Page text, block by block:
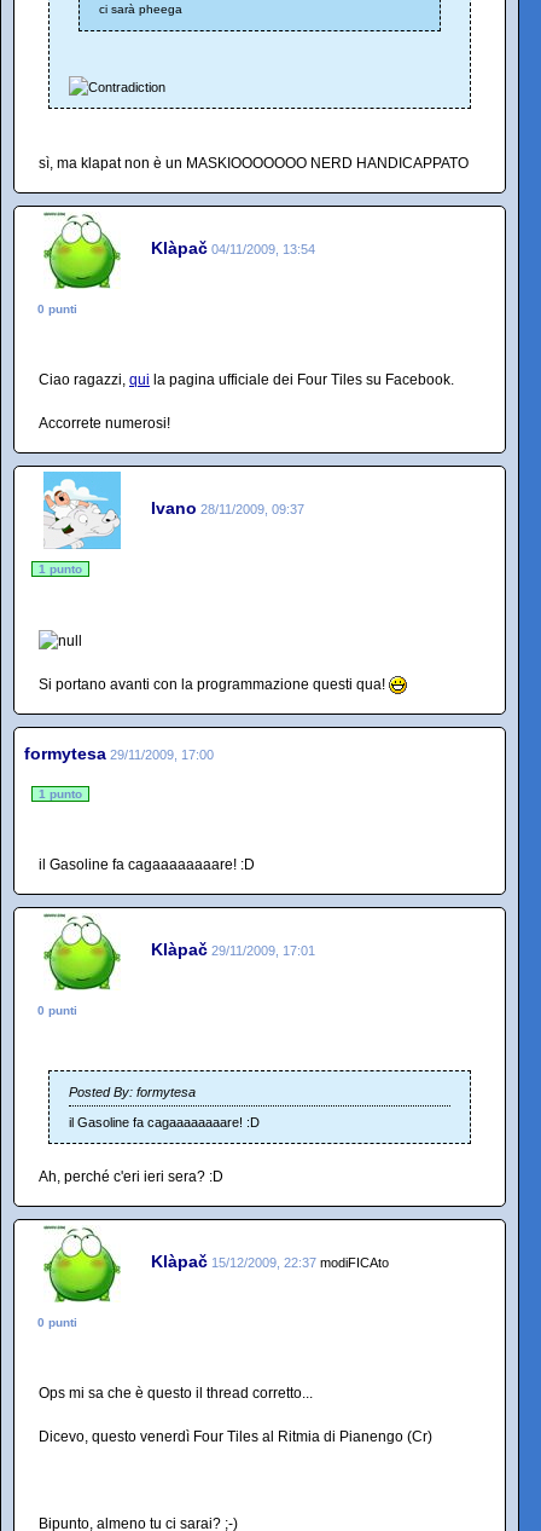
ci sarà pheega
sì, ma klapat non è un MASKIOOOOOOO NERD HANDICAPPATO
Klàpač 04/11/2009, 13:54
0 punti
Ciao ragazzi, qui la pagina ufficiale dei Four Tiles su Facebook.
Accorrete numerosi!
Ivano 28/11/2009, 09:37
1 punto
Si portano avanti con la programmazione questi qua!
formytesa 29/11/2009, 17:00
1 punto
il Gasoline fa cagaaaaaaaare! :D
Klàpač 29/11/2009, 17:01
0 punti
Posted By: formytesa
il Gasoline fa cagaaaaaaaare! :D
Ah, perché c'eri ieri sera? :D
Klàpač 15/12/2009, 22:37 modiFICAto
0 punti
Ops mi sa che è questo il thread corretto...
Dicevo, questo venerdì Four Tiles al Ritmia di Pianengo (Cr)
Bipunto, almeno tu ci sarai? ;-)